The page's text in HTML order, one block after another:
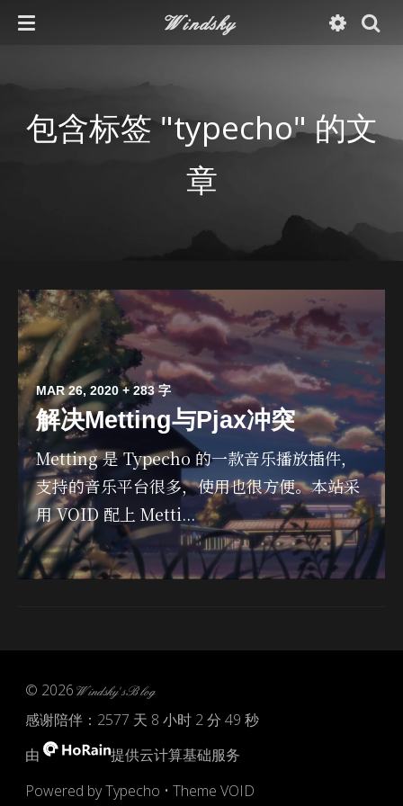
Windsky
包含标签 "typecho" 的文
章
MAR 26, 2020 + 283 字
解决Metting与Pjax冲突
Metting 是 Typecho 的一款音乐播放插件，
支持的音乐平台很多，使用也很方便。本站采
用 VOID 配上 Metti...
© 2026Windsky's Blog
感谢陪伴： 2577 天 8 小时 2 分 49 秒
由
提供云计算基础服务
Powered byTypecho • Theme VOID